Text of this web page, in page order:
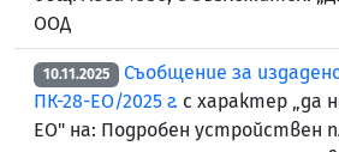
ООД
10.11.2025
Съобщение за
ПК-28-ЕО/2025 г. с характер „да
ЕО" на: Подробен устройствен